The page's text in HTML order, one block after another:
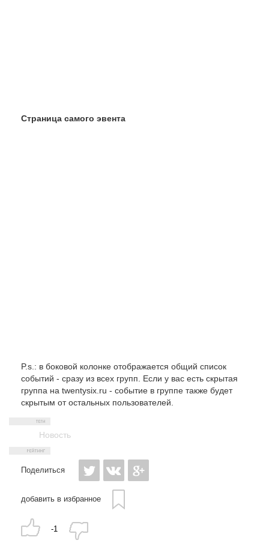
Страница самого эвента
P.s.: в боковой колонке отображается общий список
событий - сразу из всех групп. Если у вас есть скрытая
группа на twentysix.ru - событие в группе также будет
скрытым от остальных пользователей.
Новость
Поделиться
добавить в избранное
-1